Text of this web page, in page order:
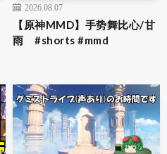
2026.08.07
【原神MMD】手势舞比心/甘
雨 #shorts #mmd